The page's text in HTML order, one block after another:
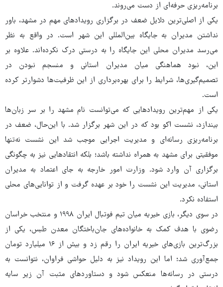
برنامه‌ریزی حرفه‌ای از دست می‌روند.
یکی از اصلی‌ترین دلایل ضعف در برگزاری رویدادهای مهم در مشهد، باور
نداشتن مدیران به جایگاه بین‌المللی این شهر است. در واقع به نظر
می‌رسد مدیران محلی این جایگاه را به‌ درستی درک نکرده‌اند. علاوه بر
این، نبود هماهنگی میان مدیران استانی و منسجم نبودن در
تصمیم‌گیری‌ها، شرایط را برای بهره‌برداری از این ظرفیت‌ها دشوارتر کرده
است.
یکی از مهم‌ترین رویدادهایی که می‌توانست نام مشهد را بر سر زبان‌ها
بیندازد، نشست اکو بود که در این شهر برگزار شد. با این‌حال، ضعف در
برنامه‌ریزی رسانه‌ای و مدیریت اجرایی موجب شد این نشست نه‌تنها
موفقیتی برای مشهد به همراه نداشته باشد؛ بلکه انتقادهایی نیز به چگونگی
برگزاری آن وارد شود. وزارت امور خارجه به‌ جای اعتماد به مدیران
استانی، مدیریت این نشست را خود بر عهده گرفت و از توانایی‌های محلی
استفاده نکرد.
در سوی دیگر، بازی خیریه میان تیم فوتبال ایران ۱۹۹۸ و منتخب خراسان
رضوی با هدف کمک به خانواده‌های جان‌باختگان معدن طبس، یکی از
بزرگ‌ترین بازی‌های خیریه ایران را رقم زد و بیش از ۱۶ میلیارد تومان
جمع‌آوری شد؛ اما این رویداد نیز به دلیل حواشی فراوان، نتوانست به‌
درستی در رسانه‌ها منعکس شود و دستاوردهای مثبت آن زیر سایه